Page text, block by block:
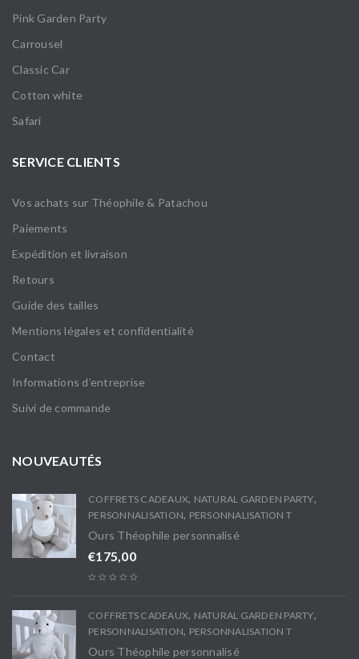
Pink Garden Party
Carrousel
Classic Car
Cotton white
Safari
SERVICE CLIENTS
Vos achats sur Théophile & Patachou
Paiements
Expédition et livraison
Retours
Guide des tailles
Mentions légales et confidentialité
Contact
Informations d’entreprise
Suivi de commande
NOUVEAUTÉS
COFFRETS CADEAUX, NATURAL GARDEN PARTY,
PERSONNALISATION, PERSONNALISATION T
Ours Théophile personnalisé
€175,00
COFFRETS CADEAUX, NATURAL GARDEN PARTY,
PERSONNALISATION, PERSONNALISATION T
Ours Théophile personnalisé